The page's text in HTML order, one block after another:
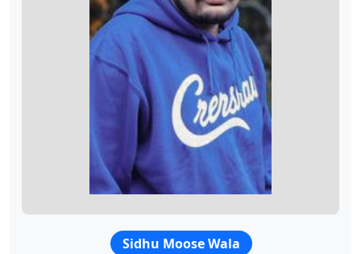
Sidhu Moose Wala